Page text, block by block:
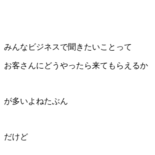
みんなビジネスで聞きたいことって
お客さんにどうやったら来てもらえるか
が多いよねたぶん
だけど